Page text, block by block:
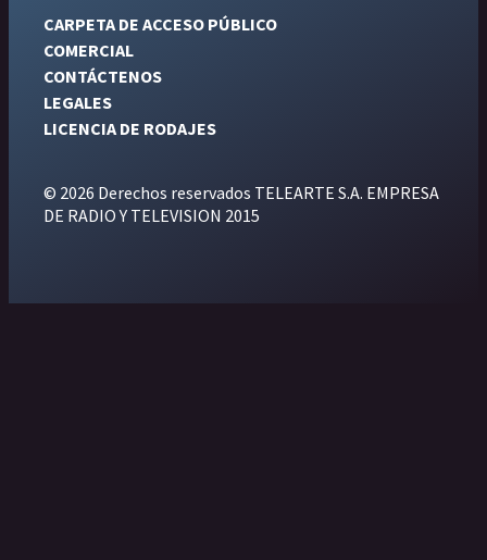
CARPETA DE ACCESO PÚBLICO
COMERCIAL
CONTÁCTENOS
LEGALES
LICENCIA DE RODAJES
© 2026 Derechos reservados TELEARTE S.A. EMPRESA
DE RADIO Y TELEVISION 2015